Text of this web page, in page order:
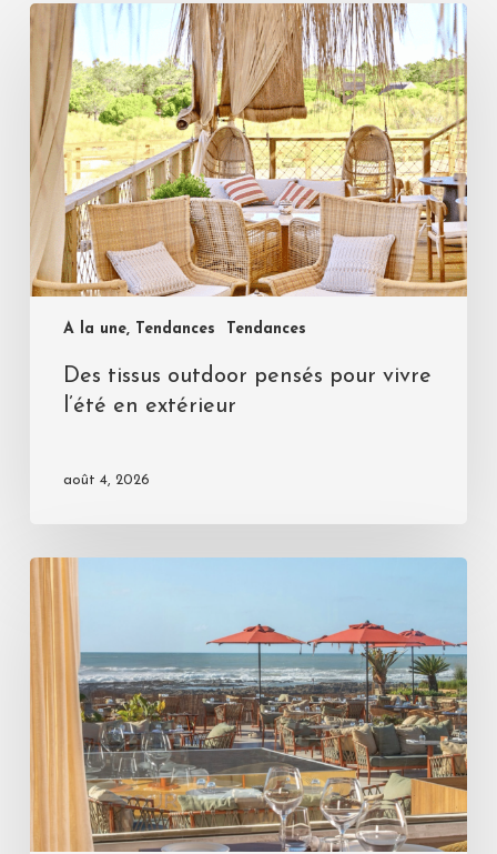
A la une, Tendances Tendances
Des tissus outdoor pensés pour vivre
l’été en extérieur
août 4, 2026